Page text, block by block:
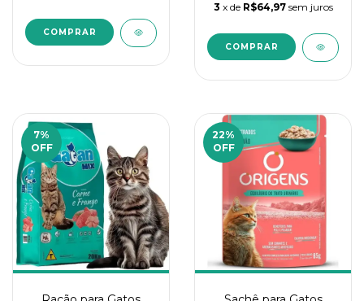
3 x de R$64,97 sem juros
7%
OFF
22%
OFF